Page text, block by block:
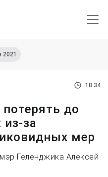
2021
18:34
до
за
мер
Геленджика Алексей